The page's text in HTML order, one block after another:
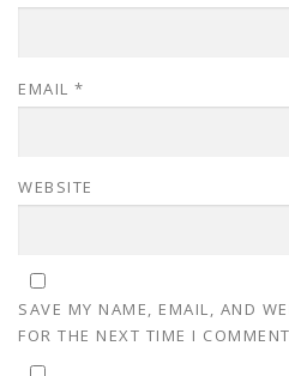
EMAIL *
WEBSITE
SAVE MY NAME, EMAIL, AND
FOR THE NEXT TIME I